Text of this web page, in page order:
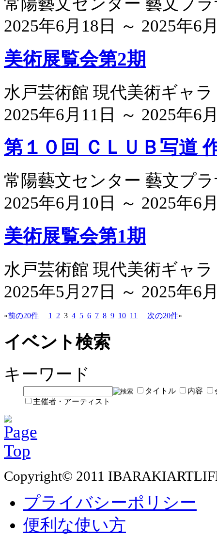
2025年6月18日 ～ 2025年6
美術展覧会第2期
水戸芸術館 現代美術ギャ
2025年6月11日 ～ 2025年6
第１０回 ＣＬＵＢ写道
常陽藝文センター 藝文プ
2025年6月10日 ～ 2025年6
美術展覧会第1期
水戸芸術館 現代美術ギャ
2025年5月27日 ～ 2025年6
«前の20件 1 2 3 4 5 6 7 8 9 10 11 次の20件»
イベント検索
キーワード
タイトル 内容
主催者・アーティスト
Copyright© 2011
プライバシーポリシー
便利な使い方